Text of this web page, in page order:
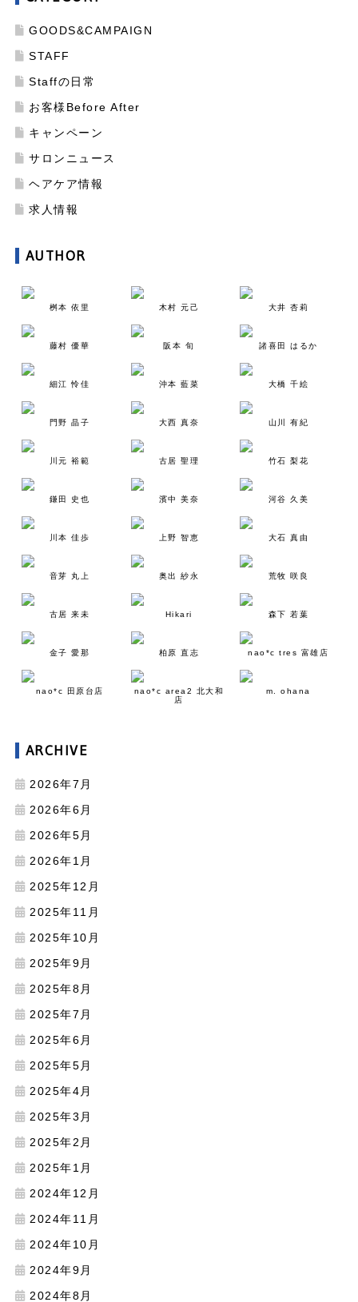
GOODS&CAMPAIGN
STAFF
Staffの日常
お客様Before After
キャンペーン
サロンニュース
ヘアケア情報
求人情報
AUTHOR
桝本 依里 木村 元己 大井 杏莉
藤村 優華 阪本 旬 諸喜田 はるか
細江 怜佳 沖本 藍菜 大橋 千絵
門野 晶子 大西 真奈 山川 有紀
川元 裕範 古居 聖理 竹石 梨花
鎌田 史也 濱中 美奈 河谷 久美
川本 佳歩 上野 智恵 大石 真由
音芽 丸上 奥出 紗永 荒牧 咲良
古居 来未 Hikari 森下 若葉
金子 愛那 柏原 直志 nao*c tres 富雄店
nao*c 田原台店
nao*c area2 北大和
店
m. ohana
ARCHIVE
2026年7月
2026年6月
2026年5月
2026年1月
2025年12月
2025年11月
2025年10月
2025年9月
2025年8月
2025年7月
2025年6月
2025年5月
2025年4月
2025年3月
2025年2月
2025年1月
2024年12月
2024年11月
2024年10月
2024年9月
2024年8月